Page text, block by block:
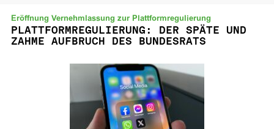
Eröffnung Vernehmlassung zur Plattformregulierung
PLATTFORMREGULIERUNG: DER SPÄTE UND
ZAHME AUFBRUCH DES BUNDESRATS